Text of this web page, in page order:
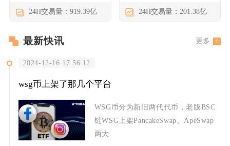
24H交易量：919.39亿 24H交易量：201.38亿
最新快讯 更多
2024-12-16 17:56:12
wsg币上架了那几个平台
WSG币分为新旧两代代币，老版BSC
链WSG上架PancakeSwap、ApeSwap
两大